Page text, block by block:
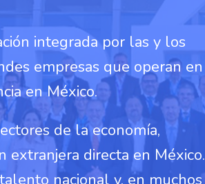
integrada por las y los
empresas que operan en
en México.
de la economía,
directa en México.
nacional y, en muchos